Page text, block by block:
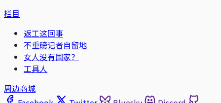
栏目
返工这回事
不重磅记者自留地
女人没有国家？
工具人
周边商城